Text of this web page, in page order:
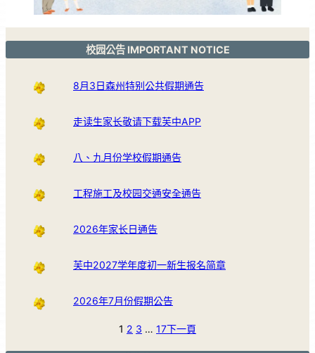
校园公告 IMPORTANT NOTICE
8月3日森州特别公共假期通告
走读生家长敬请下载芙中APP
八、九月份学校假期通告
工程施工及校园交通安全通告
2026年家长日通告
芙中2027学年度初一新生报名简章
2026年7月份假期公告
1 2 3 … 17下一頁